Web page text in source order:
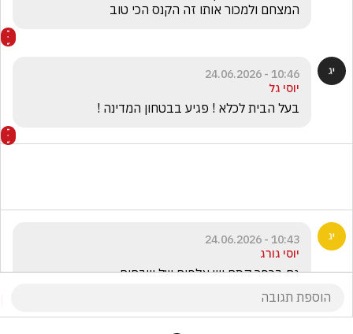
המצחם ולמכור אותו זה הקנס הכי טוב
10:46 - 24.06.2026
יוסי גל
בעל הבית לכלא ! פגיע בבטחון המדינה !
10:43 - 24.06.2026
יוסי גורג
גם בכפר קסם יש אלפים של שבחים